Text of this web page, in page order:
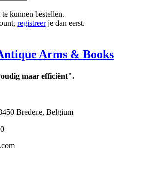
te kunnen bestellen.
registreerje dan eerst.
Arms & Books
maar efficiënt".
Bredene, Belgium